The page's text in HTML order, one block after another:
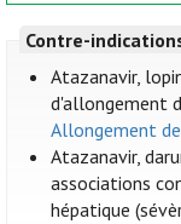
Contre-
Atazanavir,
d'allongement
Allongement
Atazanavir,
associations
hépatique